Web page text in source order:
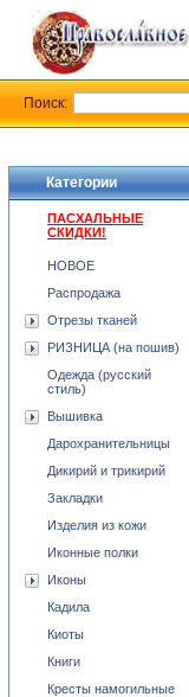
Категории
ПАСХАЛЬНЫЕ
СКИДКИ!
НОВОЕ
Распродажа
Отрезы тканей
РИЗНИЦА (на пошив)
Одежда (русский
стиль)
Вышивка
Дарохранительницы
Дикирий и трикирий
Закладки
Изделия из кожи
Иконные полки
Иконы
Кадила
Киоты
Книги
Кресты намогильные
Поиск: